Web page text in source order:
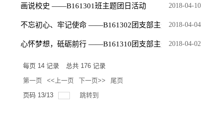
画说校史 ——B161301班主题团日活动 2018-04-10
不忘初心、牢记使命 ——B161302团支部主题团日活动
2018-04-04
心怀梦想，砥砺前行 ——B161310团支部主题团日活动
2018-04-02
每页 14 记录 总共 176 记录
第一页
<<上一页 下一页>>
尾页
页码 13/13 跳转到